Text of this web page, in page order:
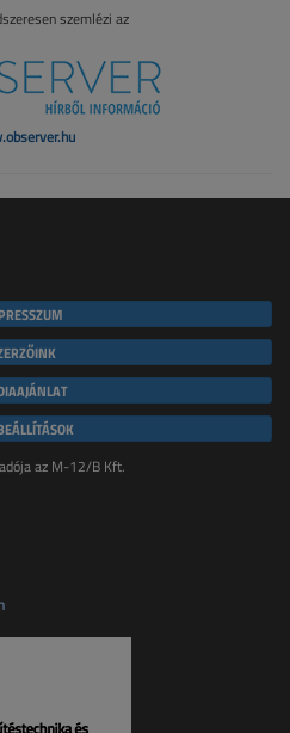
szemlézi az
az M-12/B Kft.